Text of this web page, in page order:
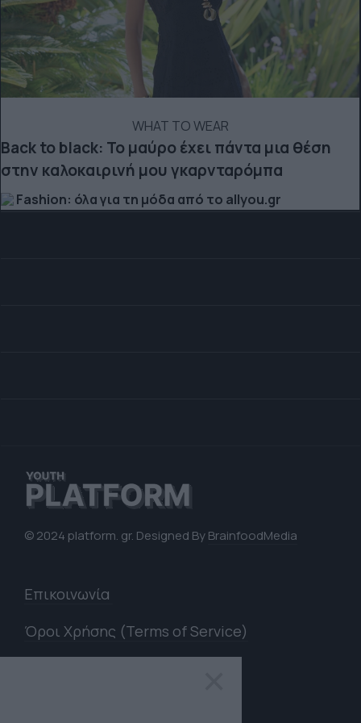
WHAT TO WEAR
Back to black: Το μαύρο έχει πάντα μια θέση
στην καλοκαιρινή μου γκαρνταρόμπα
Fashion: όλα για τη μόδα από το allyou.gr
© 2024 platform. gr. Designed ByBrainfoodMedia
Επικοινωνία
Όροι Χρήσης (Terms of Service)